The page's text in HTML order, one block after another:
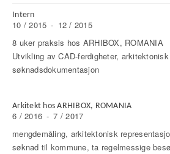
Intern
10 / 2015 - 12 / 2015
8 uker praksis hos ARHIBOX, ROMANIA
Utvikling av CAD-ferdigheter,
søknadsdokumentasjon
Arkitekt hos ARHIBOX, ROMANIA
6 / 2016 - 7 / 2017
mengdemåling, arkitektonisk
søknad til kommune, ta regelmessige